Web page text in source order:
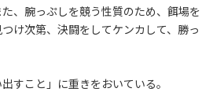
、腕っぷしを競う性質のため、餌場を
け次第、決闘をしてケンカして、勝っ
すこと」に重きをおいている。